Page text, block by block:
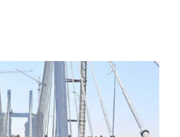
الرئيس عبد الفتاح السيسي
وكوبري